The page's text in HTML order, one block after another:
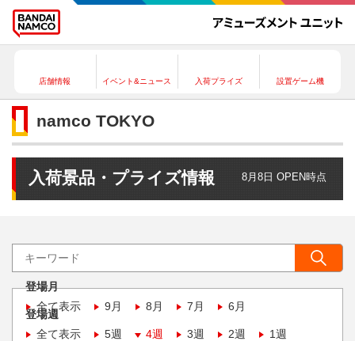
店舗情報 イベント&ニュース 入荷プライズ 設置ゲーム機
namco TOKYO
入荷景品・プライズ情報 8月8日 OPEN時点
登場月
全て表示
9月 8月 7月 6月
登場週
全て表示
5週 4週 3週 2週 1週